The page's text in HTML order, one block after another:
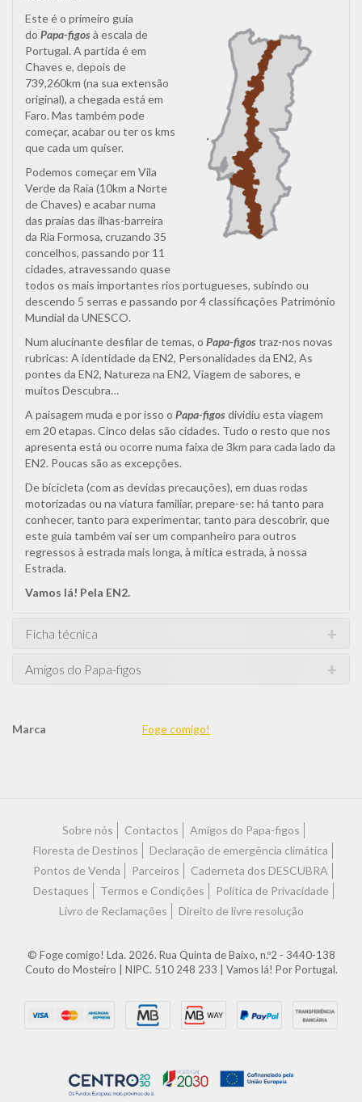
Este é o primeiro guia
do Papa-figosà escala de
Portugal. A partida é em
Chaves e, depois de
739,260km (na sua extensão
original), a chegada está em
Faro. Mas também pode
começar, acabar ou ter os kms
que cada um quiser.
Podemos começar em Vila
Verde da Raia (10km a Norte
de Chaves) e acabar numa
das praias das ilhas-barreira
da Ria Formosa, cruzando 35
concelhos, passando por 11
cidades, atravessando quase
todos os mais importantes rios portugueses, subindo ou
descendo 5 serras e passando por 4 classificações Património
Mundial da UNESCO.
Num alucinante desfilar de temas, o Papa-figostraz-nos novas
rubricas: A identidade da EN2, Personalidades da EN2, As
pontes da EN2, Natureza na EN2, Viagem de sabores, e
muitos Descubra…
A paisagem muda e por isso o Papa-figosdividiu esta viagem
em 20 etapas. Cinco delas são cidades. Tudo o resto que nos
apresenta está ou ocorre numa faixa de 3km para cada lado da
EN2. Poucas são as excepções.
De bicicleta (com as devidas precauções), em duas rodas
motorizadas ou na viatura familiar, prepare-se: há tanto para
conhecer, tanto para experimentar, tanto para descobrir, que
este guia também vai ser um companheiro para outros
regressos à estrada mais longa, à mítica estrada, à nossa
Estrada.
Vamos lá! Pela EN2.
Ficha técnica
Amigos do Papa-figos
Marca
Foge comigo!
Sobre nós Contactos
Amigos do Papa-figos
Floresta de Destinos
Declaração de emergência climática
Pontos de Venda
Parceiros
Caderneta dos DESCUBRA
Destaques
Termos e Condições
Política de Privacidade
Livro de Reclamações
Direito de livre resolução
© Foge comigo! Lda. 2026. Rua Quinta de Baixo, n.º2 - 3440-138
Couto do Mosteiro | NIPC. 510 248 233 | Vamos lá! Por Portugal.